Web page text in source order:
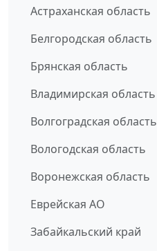
Астраханская область
Белгородская область
Брянская область
Владимирская область
Волгоградская область
Вологодская область
Воронежская область
Еврейская АО
Забайкальский край